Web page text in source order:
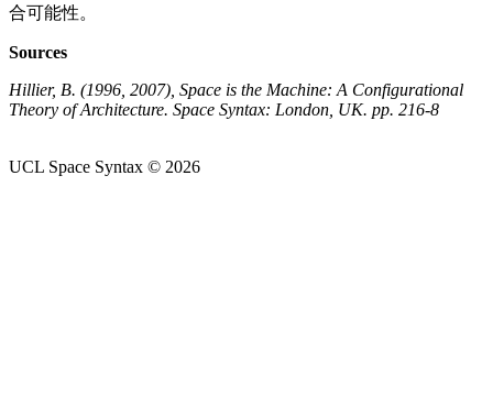
合可能性。
Sources
Hillier, B. (1996, 2007), Space is the Machine: A Configurational
Theory of Architecture. Space Syntax: London, UK. pp. 216-8
UCL Space Syntax © 2026